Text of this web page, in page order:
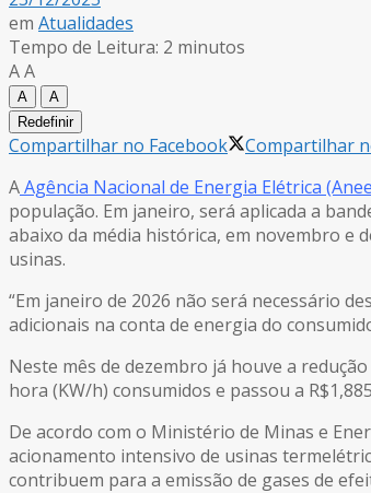
em Atualidades
Tempo de Leitura: 2 minutos
AA
A
A
Redefinir
Compartilhar no Facebook Compartilhar
AAgência Nacional de Energia Elétrica
população. Em janeiro, será aplicada a
abaixo da média histórica, em novembro e
usinas.
“Em janeiro de 2026 não será necessário
adicionais na conta de energia do
Neste mês de dezembro já houve a
hora (KW/h) consumidos e passou a
De acordo com o Ministério de Minas e
acionamento intensivo de usinas
contribuem para a emissão de gases de